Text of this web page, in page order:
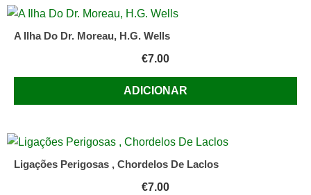
A Ilha Do Dr. Moreau, H.G. Wells
€7.00
ADICIONAR
Ligações Perigosas , Chordelos De Laclos
€7.00